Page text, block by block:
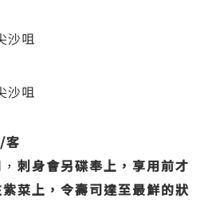
客
刺身會另碟奉上，享用前才
菜上，令壽司達至最鮮的狀